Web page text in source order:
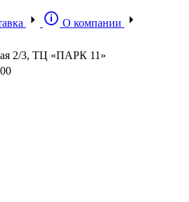
О компании
2/3, ТЦ «ПАРК 11»